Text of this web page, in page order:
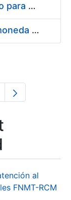
Contratación de acuerdo marco para el Suministro de Material de Electricidad para la Fábrica Nacional de Moneda y Timbre-Real Casa de la Moneda en su centro de trabajo de Burgos
Suministro de estuches para moneda de 30 €
Pages Use
al
FNMT-RCM